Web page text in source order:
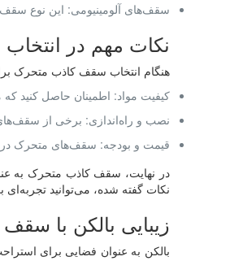
سقف‌های آلومینیومی: این نوع
نکات مهم در
هنگام انتخاب سقف کاذب متحرک
کیفیت مواد: اطمینان حاصل کنید
نصب و راه‌اندازی: برخی از
قیمت و بودجه: سقف‌های متحرک در
در نهایت، سقف کاذب متحرک به
نکات گفته شده، می‌توانید تجربه‌ای
زیبایی بالکن با
بالکن به عنوان فضایی برای